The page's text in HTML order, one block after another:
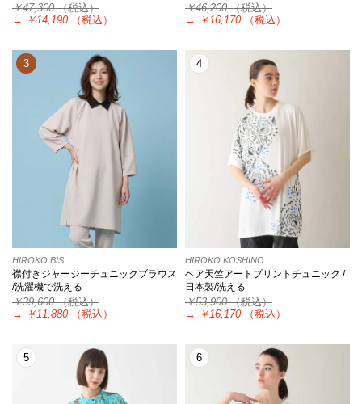
￥47,300（税込）
→
￥14,190 （税込）
￥46,200（税込）
→
￥16,170 （税込）
3
HIROKO BIS
襟付きジャージーチュニックブラウス
/洗濯機で洗える
￥39,600（税込）
→
￥11,880 （税込）
4
HIROKO KOSHINO
ベア天竺アートプリントチュニック /
日本製/洗える
￥53,900（税込）
→
￥16,170 （税込）
5 6